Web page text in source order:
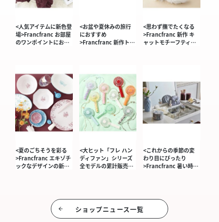
<人気アイテムに新色登
場>Francfranc お部屋
のワンポイントにお…
<お盆や夏休みの旅行
におすすめ
>Francfranc 新作ト…
<思わず撫でたくなる
>Francfranc 新作 キ
ャットモチーフティ…
<夏のごちそうを彩る
>Francfranc エキゾチ
ックなデザインの新…
<大ヒット「フレ ハン
ディファン」シリーズ
全モデルの累計販売…
<これからの季節の変
わり目にぴったり
>Francfranc 暑い時…
ショップニュース⼀覧